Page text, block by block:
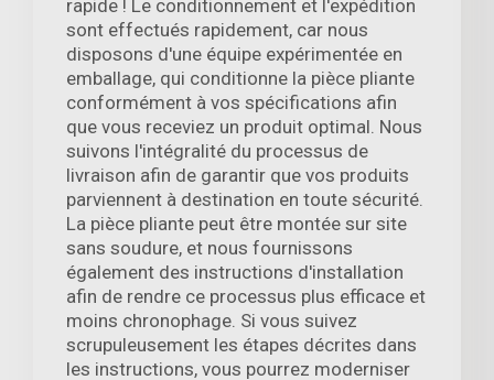
rapide ! Le conditionnement et l'expédition
sont effectués rapidement, car nous
disposons d'une équipe expérimentée en
emballage, qui conditionne la pièce pliante
conformément à vos spécifications afin
que vous receviez un produit optimal. Nous
suivons l'intégralité du processus de
livraison afin de garantir que vos produits
parviennent à destination en toute sécurité.
La pièce pliante peut être montée sur site
sans soudure, et nous fournissons
également des instructions d'installation
afin de rendre ce processus plus efficace et
moins chronophage. Si vous suivez
scrupuleusement les étapes décrites dans
les instructions, vous pourrez moderniser